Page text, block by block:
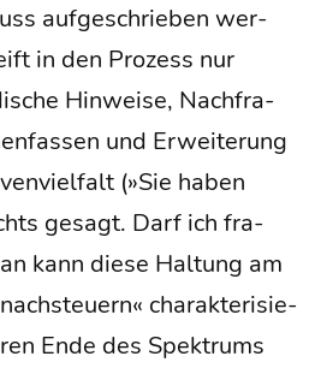
auf­ge­schrie­ben wer­
in den Pro­zess nur
Hin­wei­se, Nach­fra­
und Erwei­te­rung
(»Sie haben
gesagt. Darf ich fra­
kann die­se Hal­tung am
cha­rak­te­ri­sie­
Ende des Spek­trums